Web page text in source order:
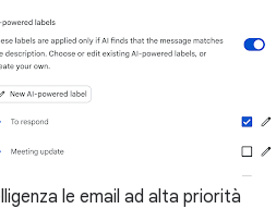
le email ad alta priorità